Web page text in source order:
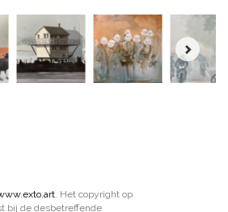
. Het copyright op
bij de desbetreffende